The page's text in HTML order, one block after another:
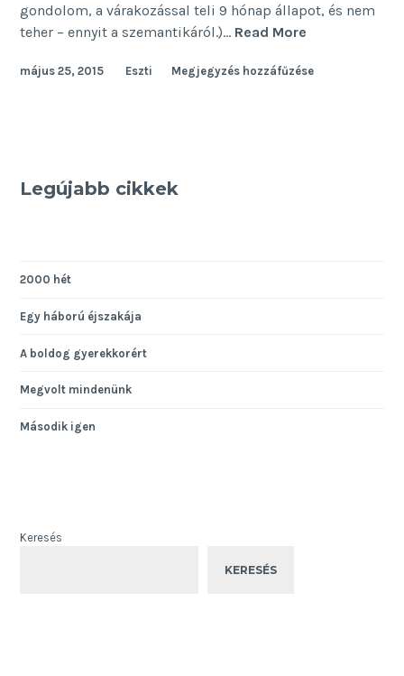
gondolom, a várakozással teli 9 hónap állapot, és nem
teher – ennyit a szemantikáról.)… Read More
május 25, 2015 Eszti Megjegyzés hozzáfűzése
Legújabb cikkek
2000 hét
Egy háború éjszakája
A boldog gyerekkorért
Megvolt mindenünk
Második igen
Keresés
KERESÉS